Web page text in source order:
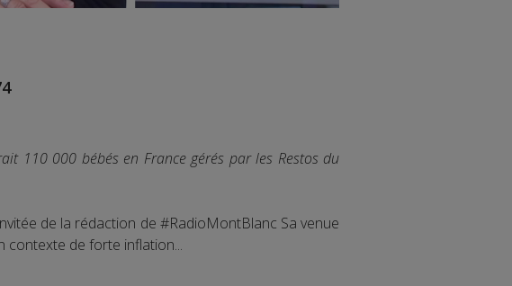
110 000 bébés en France gérés par les Restos du
de la rédaction de #RadioMontBlanc Sa venue
contexte de forte inflation...